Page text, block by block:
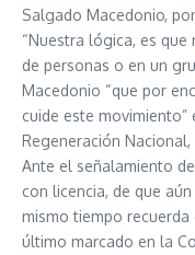
Salgado Macedonio,
“Nuestra lógica, es
de personas o en un
Macedonio “que por
cuide este
Regeneración Nacional,
Ante el señalamiento
con licencia, de que
mismo tiempo
último marcado en la